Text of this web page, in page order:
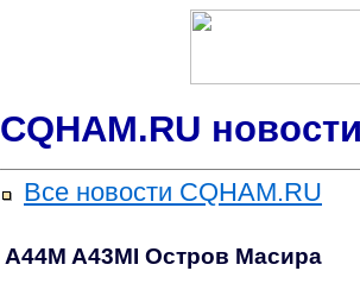
CQHAM.RU
Все новости CQHAM.RU
A44M A43MI Остров Масира